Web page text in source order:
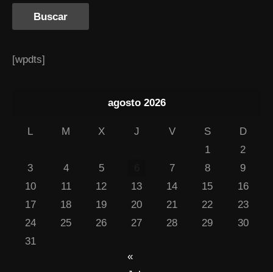
[wpdts]
agosto 2026
L M X J V S
D
1
2
3
4 5 7 8
9
10
11 12 13 14 15
16
17
18 19 20 21 22
23
24
25 26 27 28 29
30
31
«